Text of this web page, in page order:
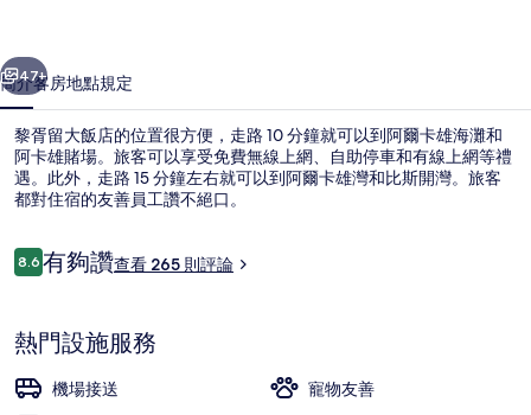
相
片
集
個 下一個
47+
簡介客房地點規定
黎胥留大飯店的位置很方便，走路 10 分鐘就可以到阿爾卡雄海灘和
阿卡雄賭場。旅客可以享受免費無線上網、自助停車和有線上網等禮
遇。此外，走路 15 分鐘左右就可以到阿爾卡雄灣和比斯開灣。旅客
都對住宿的友善員工讚不絕口。
評
論
8.68.6 分，滿分 10 分，
有夠讚查看 265 則評論
熱門設施服務
機場接送
寵物友善